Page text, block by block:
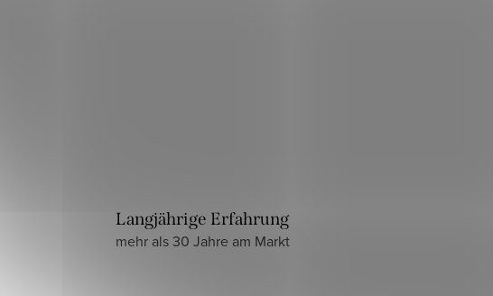
Langjährige Erfahrung
mehr als 30 Jahre am Markt